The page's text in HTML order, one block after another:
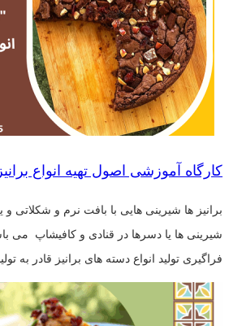
کارگاه آموزشی اصول تهیه انواع
برانیز ها شیرینی هایی با بافت نرم و شکلاتی
شیرینی ها یا دسرها در قنادی و کافیشاپ می
فراگیری تولید انواع دسته های برانیز قادر به